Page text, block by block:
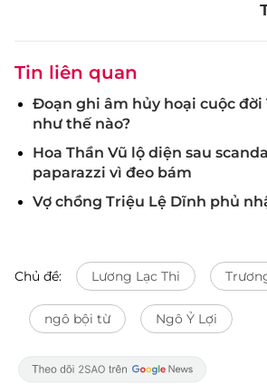
Tin liên quan
Đoạn ghi âm hủy hoại cuộc đời
như thế nào?
Hoa Thần Vũ lộ diện sau
paparazzi vì đeo bám
Vợ chồng Triệu Lệ Dĩnh phủ
Chủ đề: Lương Lạc Thi
ngô bội từ Ngô Ỷ Lợi